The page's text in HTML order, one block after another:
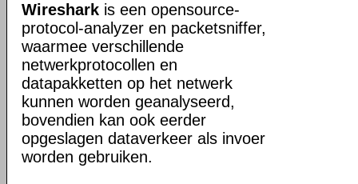
Wireshark is een opensource-
protocol-analyzer en packetsniffer,
waarmee verschillende
netwerkprotocollen en
datapakketten op het netwerk
kunnen worden geanalyseerd,
bovendien kan ook eerder
opgeslagen dataverkeer als invoer
worden gebruiken.